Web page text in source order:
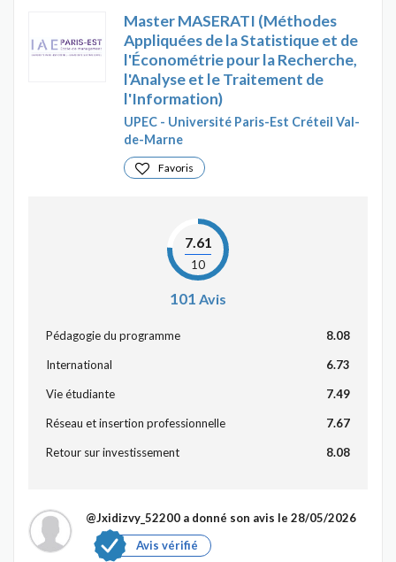
Master MASERATI (Méthodes
Appliquées de la Statistique et de
l'Économétrie pour la Recherche,
l'Analyse et le Traitement de
l'Information)
UPEC - Université Paris-Est Créteil Val-
de-Marne
Favoris
7.61
10
101 Avis
Pédagogie du programme 8.08
International 6.73
Vie étudiante 7.49
Réseau et insertion professionnelle 7.67
Retour sur investissement 8.08
@Jxidizvy_52200 a donné son avis le 28/05/2026
Avis vérifié